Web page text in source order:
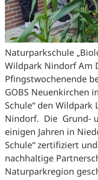
Naturparkschule
Wildpark Nindorf Am
Pfingstwochenende
GOBS Neuenkirchen
Schule“ den Wildpark
Nindorf. Die Grund-
einigen Jahren in
Schule“ zertifiziert
nachhaltige
Naturparkregion